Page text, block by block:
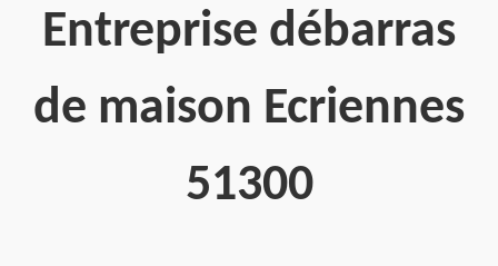
Entreprise débarras
de maison Ecriennes
51300